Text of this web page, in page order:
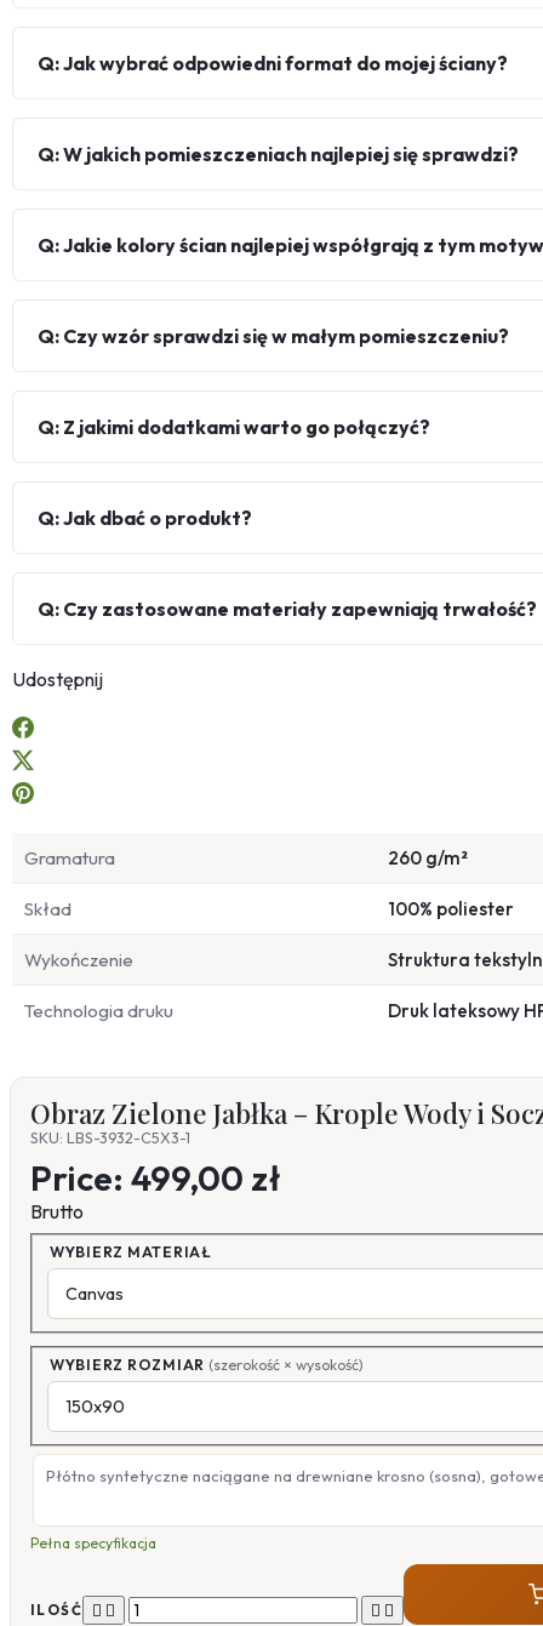
Q: Jak wybrać odpowiedni format do mojej ściany?
Q: W jakich pomieszczeniach najlepiej się sprawdzi?
Q: Jakie kolory ścian najlepiej współgrają z tym
Q: Czy wzór sprawdzi się w małym pomieszczeniu?
Q: Z jakimi dodatkami warto go połączyć?
Q: Jak dbać o produkt?
Q: Czy zastosowane materiały zapewniają trwałość?
Udostępnij
Gramatura 260 g/m²
Skład 100% poliester
Wykończenie Struktura
Technologia druku Druk lateksowy
Obraz Zielone Jabłka – Krople Wody i
SKU: LBS-3932-C5X3-1
Price: 499,00 zł
Brutto
WYBIERZ MATERIAŁ
WYBIERZ ROZMIAR (szerokość × wysokość)
Płótno syntetyczne naciągane na drewniane krosno (sosna),
Pełna specyfikacja
ILOŚĆ    